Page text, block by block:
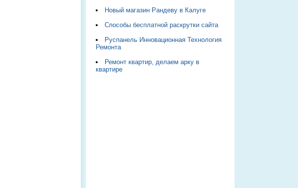
Новый магазин Рандеву в Калуге
Способы бесплатной раскрутки сайта
Руспанель Инновационная Технология
Ремонта
Ремонт квартир, делаем арку в
квартире